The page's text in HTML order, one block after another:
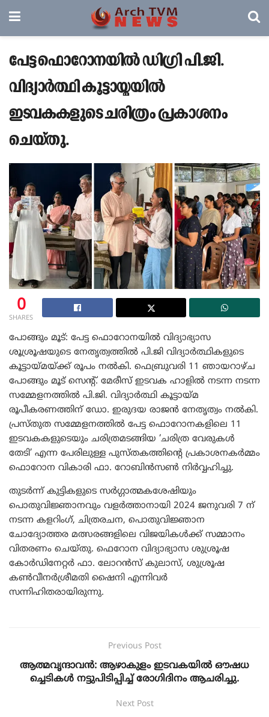
പേട്ട ഫൊറോനയിൽ ഡിഗ്രി പി.ജി.
വിദ്യാർത്ഥി കൂട്ടായ്മയിൽ
ഇടവകകളുടെ ചരിത്രം പ്രകാശനം
ചെയ്തു.
0
SHARES
പോങ്ങും മൂട്: പേട്ട ഫൊറോനയിൽ വിദ്യാഭ്യാസ
ശൂശ്രൂഷയുടെ നേതൃത്വത്തിൽ പി.ജി വിദ്യാർത്ഥികളുടെ
കൂട്ടായ്മയ്ക്ക് രൂപം നൽകി. ഫെബ്രുവരി 11 ഞായറാഴ്ച
പോങ്ങും മൂട് സെന്റ്. മേരീസ് ഇടവക ഹാളിൽ നടന്ന നടന്ന
സമ്മേളനത്തിൽ പി.ജി. വിദ്യാർത്ഥി കൂട്ടായ്മ
രൂപീകരണത്തിന്‌ ഡോ. ഇരുദയ രാജൻ നേതൃത്വം നൽകി.
പ്രസ്തുത സമ്മേളനത്തിൽ പേട്ട ഫൊറോനകളിലെ 11
ഇടവകകളുടെയും ചരിത്രമടങ്ങിയ ‘ചരിത്ര വേരുകൾ
തേടി’ എന്ന പേരിലുള്ള പുസ്തകത്തിന്റെ പ്രകാശനകർമ്മം
ഫൊറോന വികാരി ഫാ. റോബിൻസൺ നിർവ്വഹിച്ചു.
തുടർന്ന് കുട്ടികളുടെ സർഗ്ഗാത്മകശേഷിയും
പൊതുവിജ്ഞാനവും വളർത്താനായി 2024 ജനുവരി 7 ന്‌
നടന്ന കളറിംഗ്, ചിത്രരചന, പൊതുവിജ്ഞാന
ചോദ്യോത്തര മത്സരങ്ങളിലെ വിജയികൾക്ക് സമ്മാനം
വിതരണം ചെയ്തു. ഫെറോന വിദ്യാഭ്യാസ ശുശ്രൂഷ
കോർഡിനേറ്റർ ഫാ. ലോറൻസ് കുലാസ്, ശുശ്രൂഷ
കൺവീനർശ്രീമതി ഷൈനി എന്നിവർ
സന്നിഹിതരായിരുന്നു.
Previous Post
ആത്മവൃന്ദാവൻ: ആഴാകുളം ഇടവകയിൽ ഔഷധ
ച്ചെടികൾ നട്ടുപിടിപ്പിച്ച് രോഗിദിനം ആചരിച്ചു.
Next Post